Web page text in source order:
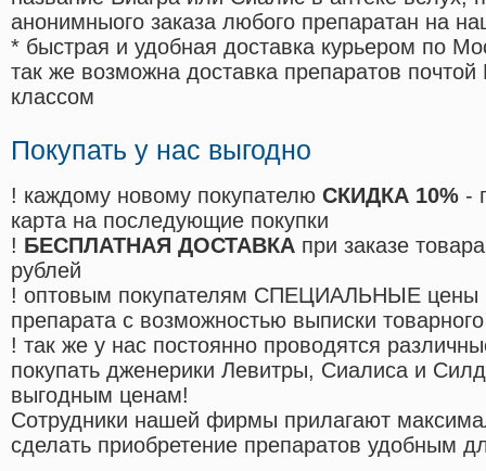
анонимныого заказа любого препаратан на
* быстрая и удобная доставка курьером по
так же возможна доставка препаратов
классом
Покупать у нас выгодно
! каждому новому покупателю СКИДКА 10% -
карта на последующие покупки
! БЕСПЛАТНАЯ ДОСТАВКА при заказе
рублей
! оптовым покупателям СПЕЦИАЛЬНЫЕ цены
препарата с возможностью выписки
! так же у нас постоянно проводятся
покупать дженерики Левитры, Сиалиса и
выгодным ценам!
Cотрудники нашей фирмы прилагают
сделать приобретение препаратов удобным